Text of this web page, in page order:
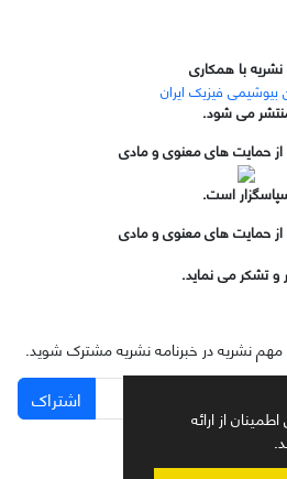
از ارائه
نشریه با همکاری
می شود.
از حمایت های معنوی و مادی
است.
از حمایت های معنوی و مادی
و تشکر می نماید.
مهم نشریه در خبرنامه نشریه مشترک شوید.
اشتراک